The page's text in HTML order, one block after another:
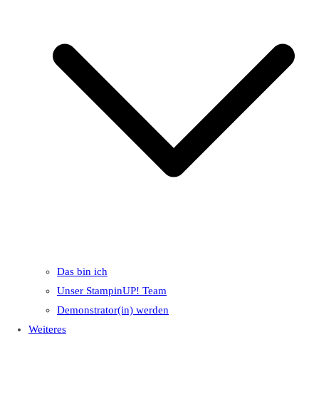
Das bin ich
Unser StampinUP! Team
Demonstrator(in) werden
Weiteres